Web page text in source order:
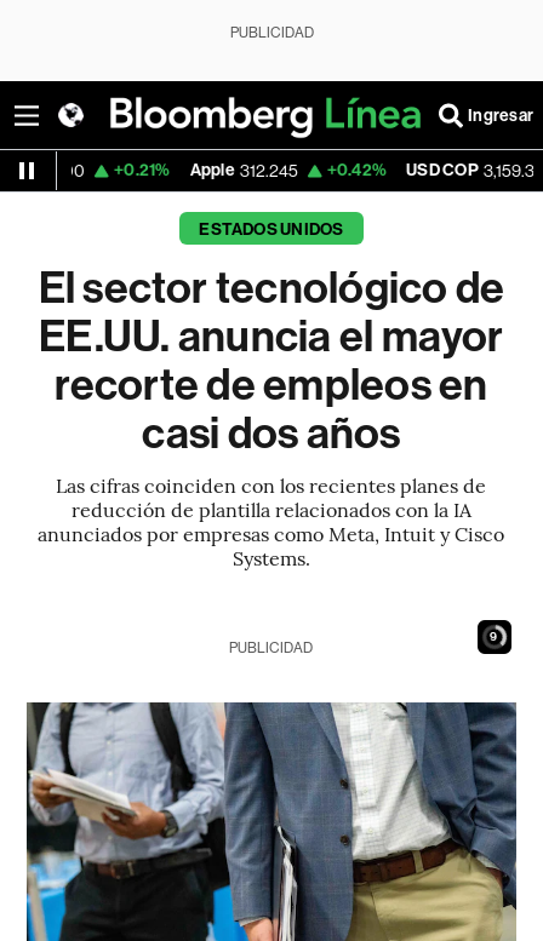
PUBLICIDAD
Ingresar
+0.21% Apple 312.245 +0.42% USD COP 3,159.39 -0.52%
ESTADOS UNIDOS
El sector tecnológico de
EE.UU. anuncia el mayor
recorte de empleos en
casi dos años
Las cifras coinciden con los recientes planes de
reducción de plantilla relacionados con la IA
anunciados por empresas como Meta, Intuit y Cisco
Systems.
8
PUBLICIDAD